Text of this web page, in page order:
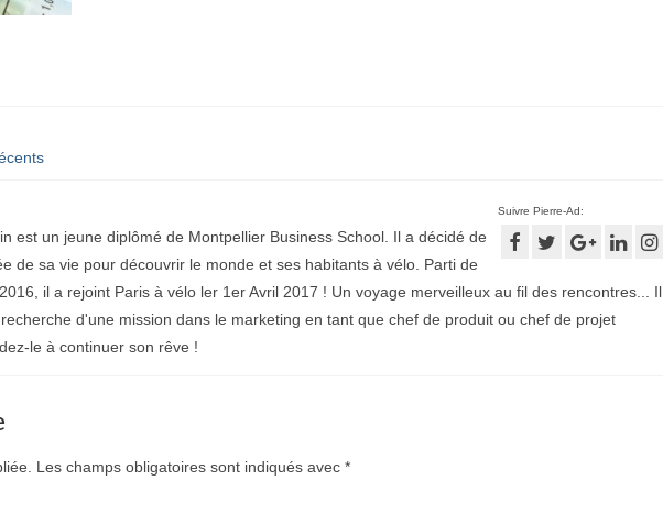
Suivre Pierre-Ad:
est un jeune diplômé de Montpellier Business School. Il a décidé de
de sa vie pour découvrir le monde et ses habitants à vélo. Parti de
il a rejoint Paris à vélo ler 1er Avril 2017 ! Un voyage merveilleux au fil des rencontres... Il
d'une mission dans le marketing en tant que chef de produit ou chef de projet
le à continuer son rêve !
Les champs obligatoires sont indiqués avec *